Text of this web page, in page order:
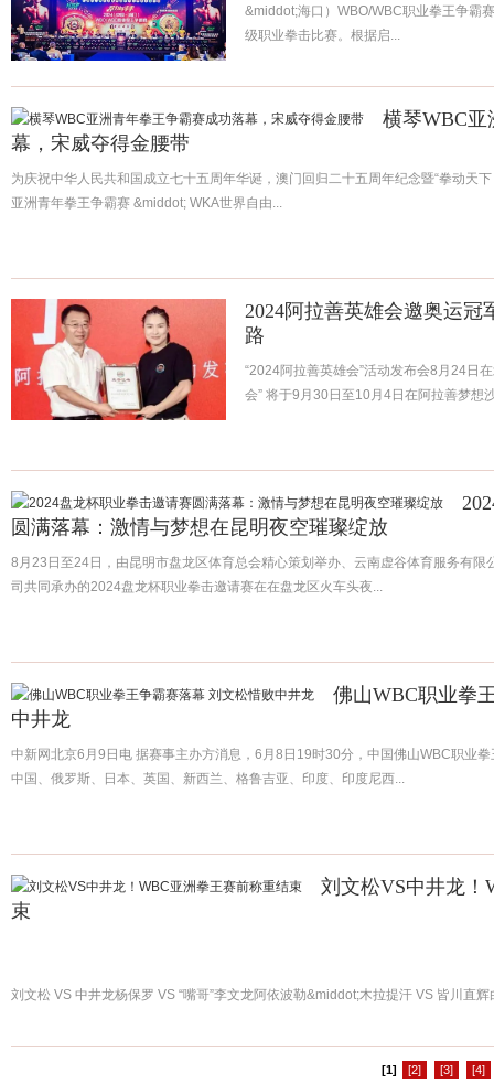
&middot;海口）WBO/WBC职业拳王争霸
级职业拳击比赛。根据启...
横琴WBC
幕，宋威夺得金腰带
为庆祝中华人民共和国成立七十五周年华诞，澳门回归二十五周年纪念暨“拳动
亚洲青年拳王争霸赛 &middot; WKA世界自由...
2024阿拉善英雄会邀奥运冠
路
“2024阿拉善英雄会”活动发布会8月24日
会” 将于9月30日至10月4日在阿拉善梦想
圆满落幕：激情与梦想在昆明夜空璀璨绽放
8月23日至24日，由昆明市盘龙区体育总会精心策划举办、云南虚谷体育服务有限
司共同承办的2024盘龙杯职业拳击邀请赛在在盘龙区火车头夜...
佛山WBC职业拳
中井龙
中新网北京6月9日电 据赛事主办方消息，6月8日19时30分，中国佛山WBC职业
中国、俄罗斯、日本、英国、新西兰、格鲁吉亚、印度、印度尼西...
刘文松VS中井龙！
束
刘文松 VS 中井龙杨保罗 VS “嘴哥”李文龙阿依波勒&middot;木拉提汗 VS 皆川直
[1] [2] [3] [4]